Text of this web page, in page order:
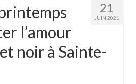
21
JUIN 2021
l’amour
noir à Sainte-